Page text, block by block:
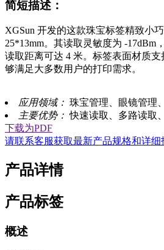
简短描述：
XGSun 开发的这款珠宝标签精致小
25*13mm。其读取灵敏度为 -17dBm
读取距离可达 4 米。标签表面材质支
够满足大多数用户的打印需求。
应用领域： 珠宝管理、眼镜管理
主要优势：快速读取、多路读取
下载为PDF
请联系客服获取最新产品规格和详细
产品详情
产品标签
概述